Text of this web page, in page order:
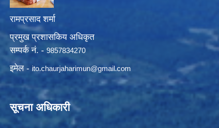
रामप्रसाद शर्मा
प्रमुख प्रशासकिय अधिकृत
सम्पर्क नं. - 9857834270
इमेल - ito.chaurjaharimun@gmail.com
सूचना अधिकारी